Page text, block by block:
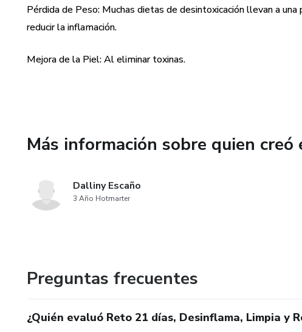
cuerpo a través de la alimentación
sus hábitos alimenticios y de estilo
Pérdida de Peso: Muchas dietas de desintoxicación llevan a
reducir la inflamación.
Mejora de la Piel: Al eliminar toxinas.
Más información sobre quien
Dalliny Escaño
3 Año Hotmarter
Preguntas frecuentes
¿Quién evaluó Reto 21 días, Desinflama, Limpia y